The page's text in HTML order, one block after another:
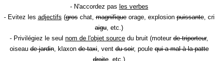
- N'accordez pas les verbes
- Evitez les adjectifs (groschat,magnifiqueorage, explosionpuissante, cri
aigu , etc.)
- Privilégiez le seul nom de l'objet source du bruit (moteur de triporteur,
oiseaude jardin, klaxonde taxi, ventdu soir, poulequi a mal à la patte
droite , etc.)